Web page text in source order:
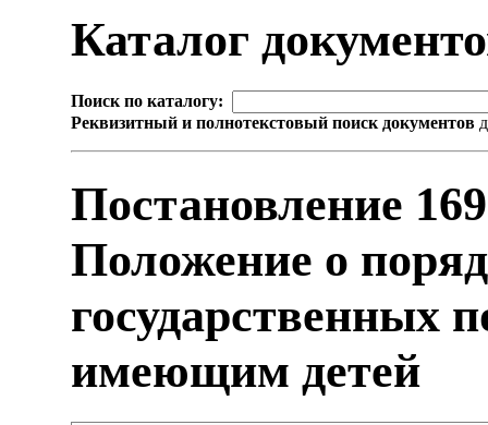
Каталог
Поиск по каталогу:
Реквизитный и полнотекстовый поиск документов
Постановление
Положение о
государственных
имеющим детей